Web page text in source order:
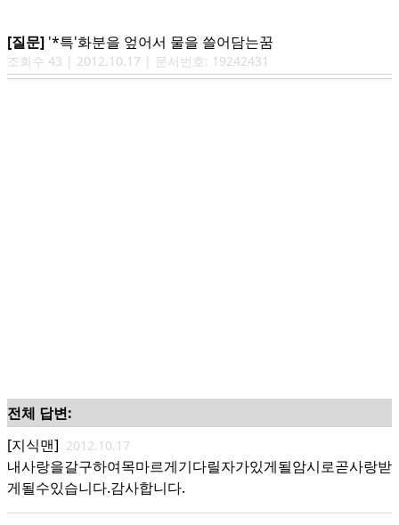
[질문] '*특'화분을 엎어서 물을 쓸어담는꿈
조회수 43 | 2012.10.17 | 문서번호: 19242431
전체 답변:
[지식맨] 2012.10.17
내사랑을갈구하여목마르게기다릴자가있게될암시로곧사랑받
게될수있습니다.감사합니다.